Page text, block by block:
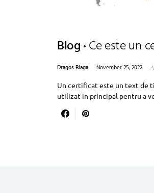
Blog Ce este un
Dragos Blaga November 25, 2022
Un certificat este un text de
utilizat in principal pentru a